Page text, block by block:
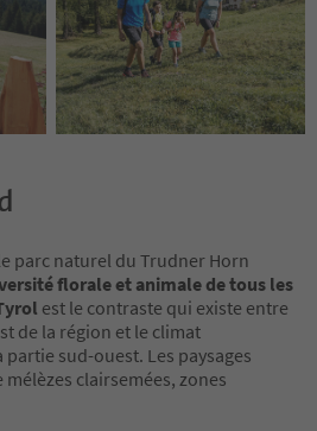
parc naturel du Trudner Horn
florale et animale de tous les
est le contraste qui existe entre
de la région et le climat
sud-ouest. Les paysages
clairsemées, zones